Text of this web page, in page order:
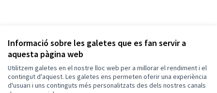
Informació sobre les galetes que es fan servir a
aquesta pàgina web
Utilitzem galetes en el nostre lloc web per a millorar el rendiment i el
contingut d'aquest. Les galetes ens permeten oferir una experiència
d'usuari i uns continguts més personalitzats des dels nostres canals
Termes i condicions d'ús
Configuració de les galetes
Tona participa a X
(Enllaç extern)
Tona participa a Facebook
(Enllaç extern)
Tona participa a Instagram
(Enllaç extern)